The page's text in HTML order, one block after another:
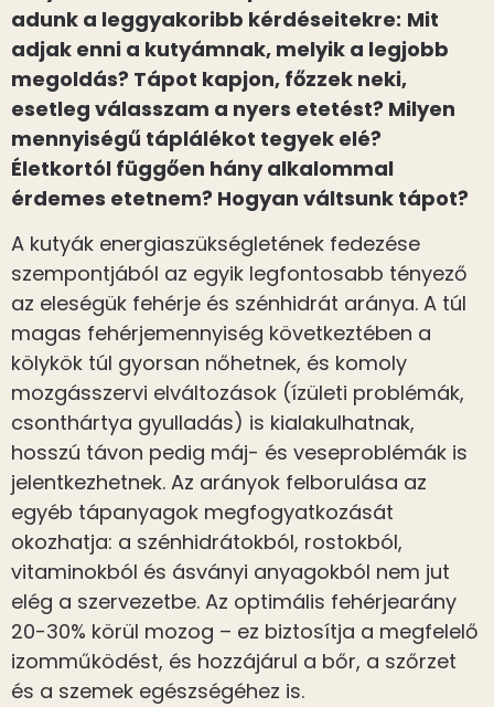
adunk a leggyakoribb kérdéseitekre: Mit
adjak enni a kutyámnak, melyik a legjobb
megoldás? Tápot kapjon, főzzek neki,
esetleg válasszam a nyers etetést? Milyen
mennyiségű táplálékot tegyek elé?
Életkortól függően hány alkalommal
érdemes etetnem? Hogyan váltsunk tápot?
A kutyák energiaszükségletének fedezése
szempontjából az egyik legfontosabb tényező
az eleségük fehérje és szénhidrát aránya. A túl
magas fehérjemennyiség következtében a
kölykök túl gyorsan nőhetnek, és komoly
mozgásszervi elváltozások (ízületi problémák,
csonthártya gyulladás) is kialakulhatnak,
hosszú távon pedig máj- és veseproblémák is
jelentkezhetnek. Az arányok felborulása az
egyéb tápanyagok megfogyatkozását
okozhatja: a szénhidrátokból, rostokból,
vitaminokból és ásványi anyagokból nem jut
elég a szervezetbe. Az optimális fehérjearány
20-30% körül mozog – ez biztosítja a megfelelő
izomműködést, és hozzájárul a bőr, a szőrzet
és a szemek egészségéhez is.